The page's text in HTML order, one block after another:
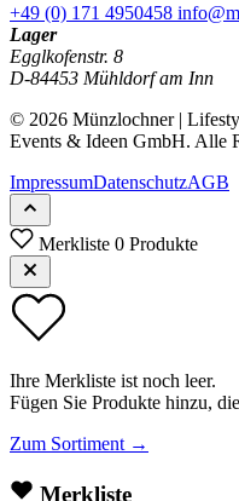
+49 (0) 171 4950458
Lager
Egglkofenstr. 8
D-84453 Mühldorf am Inn
© 2026 Münzlochner |
Events & Ideen GmbH. Alle
ImpressumDatenschutzAGB
Merkliste 0 Produkte
Ihre Merkliste ist noch leer.
Fügen Sie Produkte hinzu,
Zum Sortiment →
Merkliste